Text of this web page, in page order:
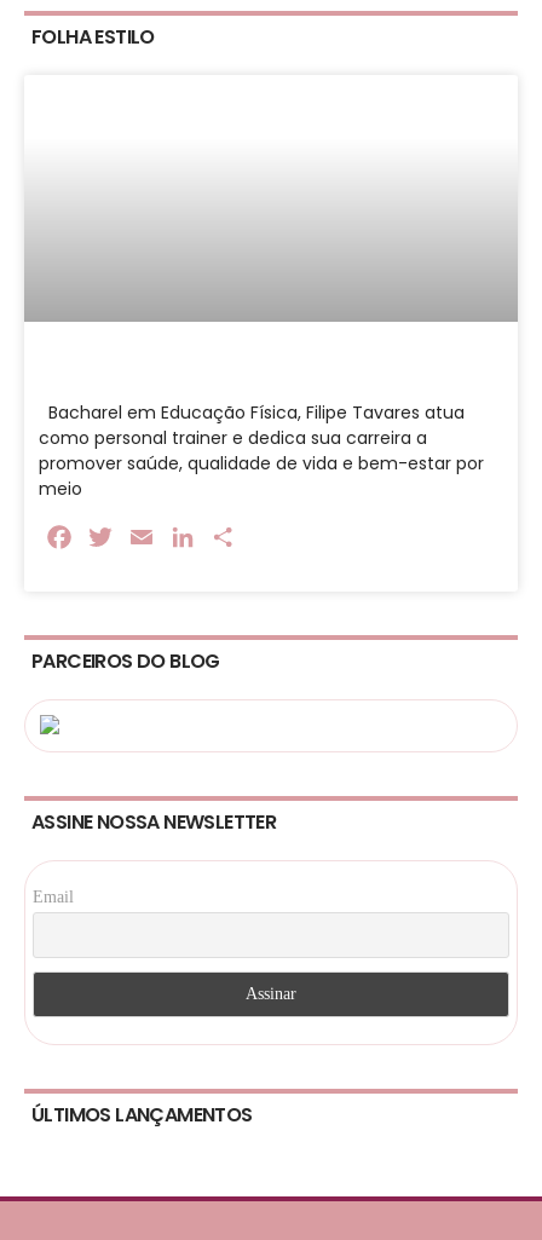
FOLHA ESTILO
Bacharel em Educação Física, Filipe Tavares atua
como personal trainer e dedica sua carreira a
promover saúde, qualidade de vida e bem-estar por
meio
FacebookTwitterEmail LinkedIn
PARCEIROS DO BLOG
ASSINE NOSSA NEWSLETTER
Email
ÚLTIMOS LANÇAMENTOS